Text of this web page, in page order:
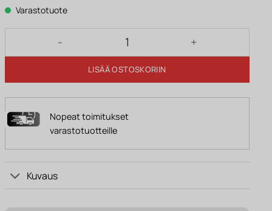
898 €.
Varastotuote
Lipasto CARLO, 2-osainen, tammi määrä
LISÄÄ OSTOSKORIIN
Nopeat toimitukset
varastotuotteille
Kuvaus